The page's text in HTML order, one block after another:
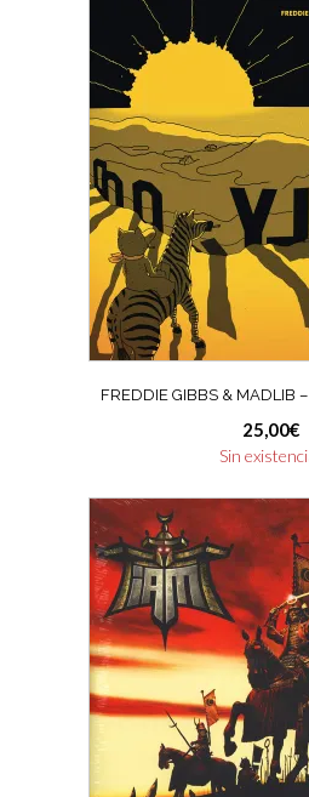
FREDDIE GIBBS & MADLIB
25,00€
Sin